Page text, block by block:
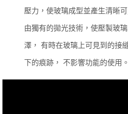
壓力，使玻璃成型並產生清晰
由獨有的拋光技術，使壓製玻
澤， 有時在玻璃上可見到的接
下的痕跡， 不影響功能的使用。